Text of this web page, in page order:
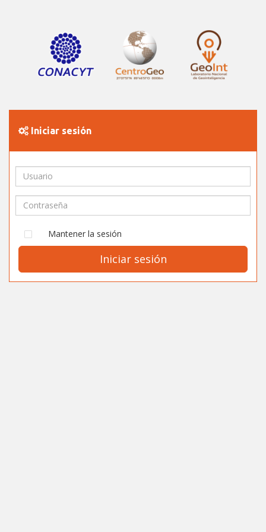
Iniciar sesión
Mantener la sesión
Iniciar sesión